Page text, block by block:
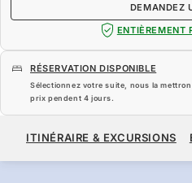
DEMANDEZ
ENTIÈREMENT
RÉSERVATION DISPONIBLE
Sélectionnez votre suite, nous la
prix pendent 4 jours.
À PARTIR DE 18
ITINÉRAIRE & EXCURSIONS